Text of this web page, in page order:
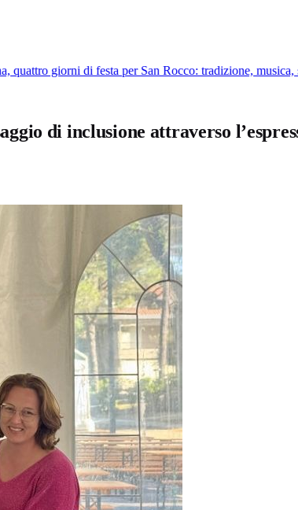
giorni di festa per San Rocco: tradizione, musica,
di inclusione attraverso